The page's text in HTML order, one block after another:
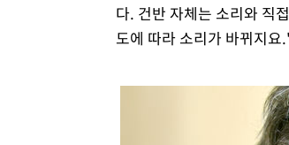
다. 건반 자체는 소리와 직
도에 따라 소리가 바뀌지요